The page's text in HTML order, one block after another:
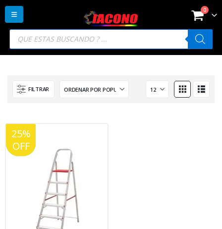
Búsqueda
productos
0
FILTRAR
25%
OFF
20%
OFF